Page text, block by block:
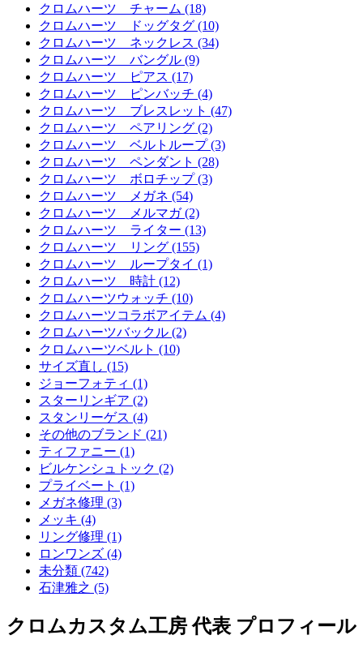
クロムハーツ チャーム (18)
クロムハーツ ドッグタグ (10)
クロムハーツ ネックレス (34)
クロムハーツ バングル (9)
クロムハーツ ピアス (17)
クロムハーツ ピンバッチ (4)
クロムハーツ ブレスレット (47)
クロムハーツ ペアリング (2)
クロムハーツ ベルトループ (3)
クロムハーツ ペンダント (28)
クロムハーツ ボロチップ (3)
クロムハーツ メガネ (54)
クロムハーツ メルマガ (2)
クロムハーツ ライター (13)
クロムハーツ リング (155)
クロムハーツ ループタイ (1)
クロムハーツ 時計 (12)
クロムハーツウォッチ (10)
クロムハーツコラボアイテム (4)
クロムハーツバックル (2)
クロムハーツベルト (10)
サイズ直し (15)
ジョーフォティ (1)
スターリンギア (2)
スタンリーゲス (4)
その他のブランド (21)
ティファニー (1)
ビルケンシュトック (2)
プライベート (1)
メガネ修理 (3)
メッキ (4)
リング修理 (1)
ロンワンズ (4)
未分類 (742)
石津雅之 (5)
クロムカスタム工房 代表 プロフィール